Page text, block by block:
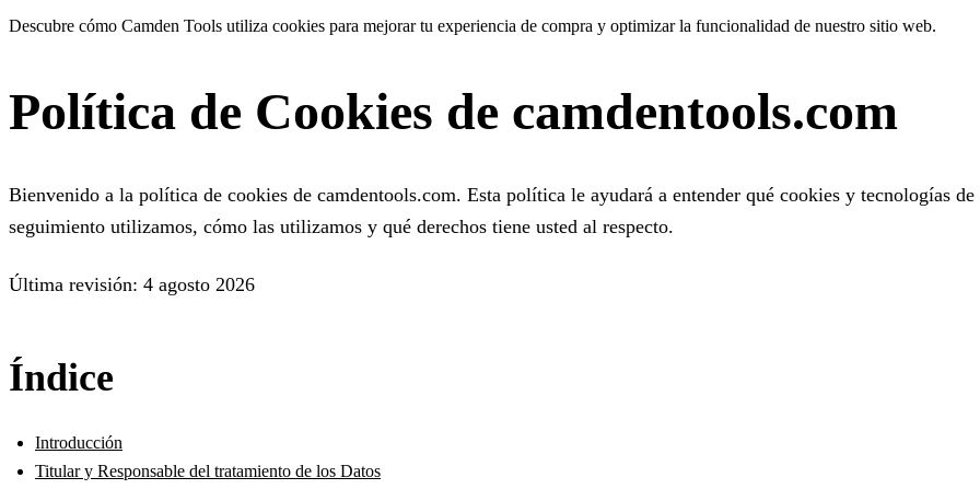
Descubre cómo Camden Tools utiliza cookies para mejorar tu experiencia de compra y optimizar la funcionalidad de nuestro sitio web.
Política de Cookies de camdentools.com
Bienvenido a la política de cookies de camdentools.com. Esta política le ayudará a entender qué cookies y tecnologías de
seguimiento utilizamos, cómo las utilizamos y qué derechos tiene usted al respecto.
Última revisión: 4 agosto 2026
Índice
Introducción
Titular y Responsable del tratamiento de los Datos